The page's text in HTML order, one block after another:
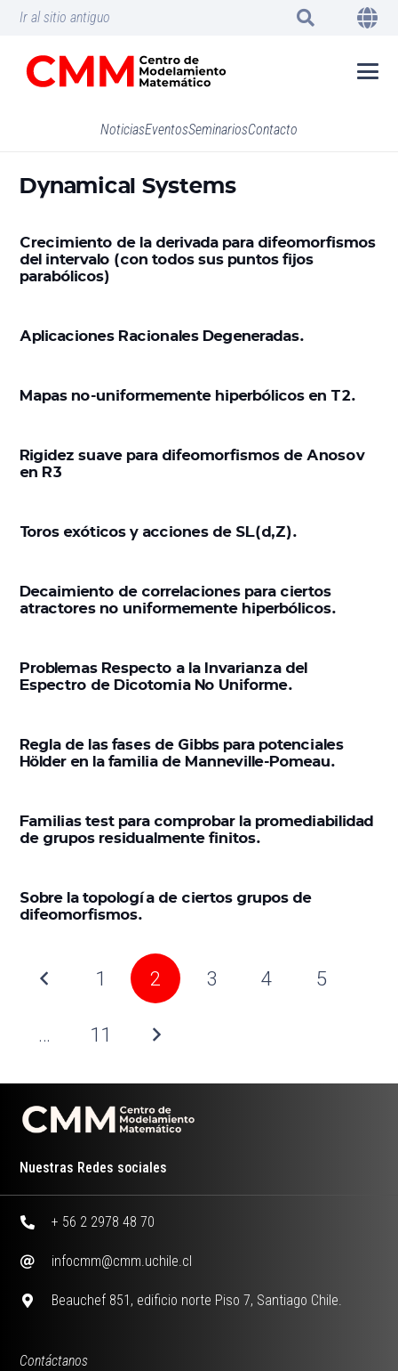
Ir al sitio antiguo
NoticiasEventosSeminariosContacto
Dynamical Systems
Crecimiento de la derivada para difeomorfismos
del intervalo (con todos sus puntos fijos
parabólicos)
Aplicaciones Racionales Degeneradas.
Mapas no-uniformemente hiperbólicos en T2.
Rigidez suave para difeomorfismos de Anosov
en R3
Toros exóticos y acciones de SL(d,Z).
Decaimiento de correlaciones para ciertos
atractores no uniformemente hiperbólicos.
Problemas Respecto a la Invarianza del
Espectro de Dicotomia No Uniforme.
Regla de las fases de Gibbs para potenciales
Hölder en la familia de Manneville-Pomeau.
Familias test para comprobar la promediabilidad
de grupos residualmente finitos.
Sobre la topología de ciertos grupos de
difeomorfismos.
1 2 3 4 5
… 11
Nuestras Redes sociales
+ 56 2 2978 48 70
infocmm@cmm.uchile.cl
Beauchef 851, edificio norte Piso 7, Santiago Chile.
Contáctanos